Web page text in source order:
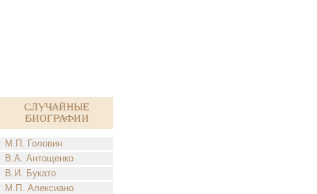
Случайные
биографии
М.П. Головин
В.А. Антощенко
В.И. Букато
М.П. Алексиано